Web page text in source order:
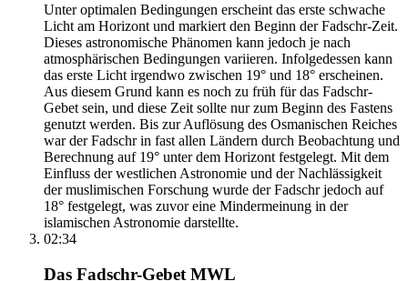
Unter optimalen Bedingungen erscheint das erste schwache
Licht am Horizont und markiert den Beginn der Fadschr-Zeit.
Dieses astronomische Phänomen kann jedoch je nach
atmosphärischen Bedingungen variieren. Infolgedessen kann
das erste Licht irgendwo zwischen 19° und 18° erscheinen.
Aus diesem Grund kann es noch zu früh für das Fadschr-
Gebet sein, und diese Zeit sollte nur zum Beginn des Fastens
genutzt werden. Bis zur Auflösung des Osmanischen Reiches
war der Fadschr in fast allen Ländern durch Beobachtung und
Berechnung auf 19° unter dem Horizont festgelegt. Mit dem
Einfluss der westlichen Astronomie und der Nachlässigkeit
der muslimischen Forschung wurde der Fadschr jedoch auf
18° festgelegt, was zuvor eine Mindermeinung in der
islamischen Astronomie darstellte.
02:34
Das Fadschr-Gebet MWL